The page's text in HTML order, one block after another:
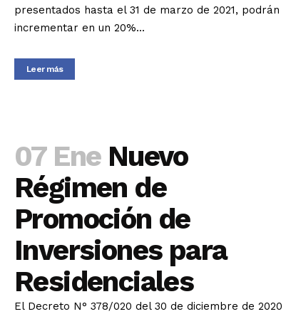
presentados hasta el 31 de marzo de 2021, podrán
incrementar en un 20%...
Leer más
07 Ene Nuevo
Régimen de
Promoción de
Inversiones para
Residenciales
El Decreto N° 378/020 del 30 de diciembre de 2020